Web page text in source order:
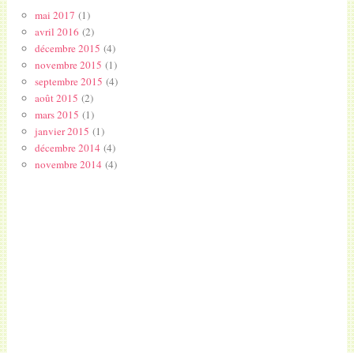
mai 2017 (1)
avril 2016 (2)
décembre 2015 (4)
novembre 2015 (1)
septembre 2015 (4)
août 2015 (2)
mars 2015 (1)
janvier 2015 (1)
décembre 2014(4)
novembre 2014(4)